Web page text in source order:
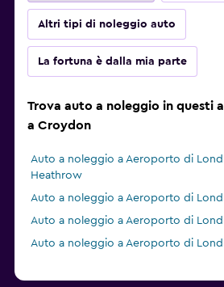
Altri tipi di noleggio auto
La fortuna è dalla mia parte
Trova auto a noleggio in questi
a Croydon
Auto a noleggio a Aeroporto di
Heathrow
Auto a noleggio a Aeroporto di
Auto a noleggio a Aeroporto di
Auto a noleggio a Aeroporto di